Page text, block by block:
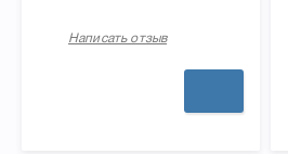
Написать отзыв